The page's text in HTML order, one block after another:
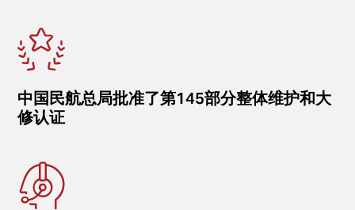
中国民航总局批准了第145部分整体维护和大
修认证